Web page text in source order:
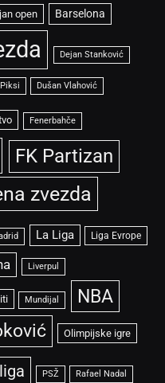
open Barselona
Dejan Stanković
Dušan Vlahović
Fenerbahče
FK Partizan
zvezda
La Liga Liga Evrope
Liverpul
Mundijal NBA
Olimpijske igre
PSŽ Rafael Nadal